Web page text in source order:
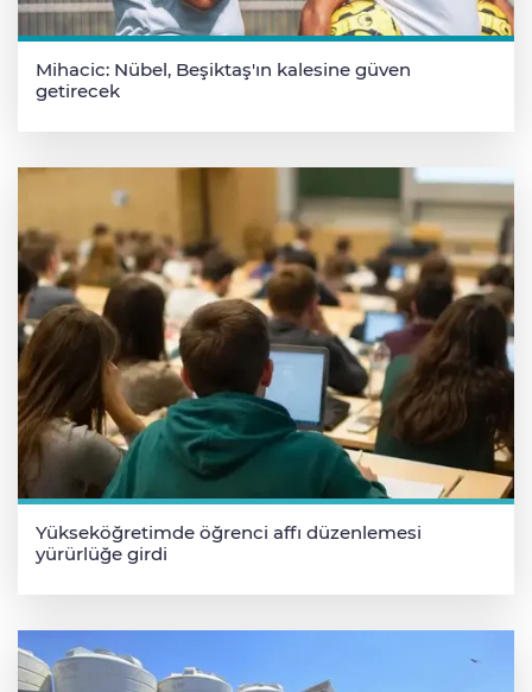
Mihacic: Nübel, Beşiktaş'ın kalesine güven
getirecek
Yükseköğretimde öğrenci affı düzenlemesi
yürürlüğe girdi